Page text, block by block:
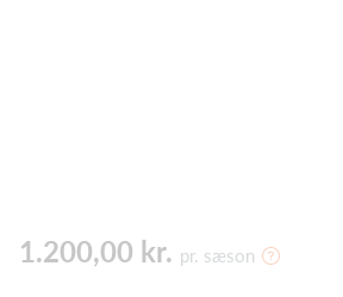
1.200,00 kr. pr. sæson